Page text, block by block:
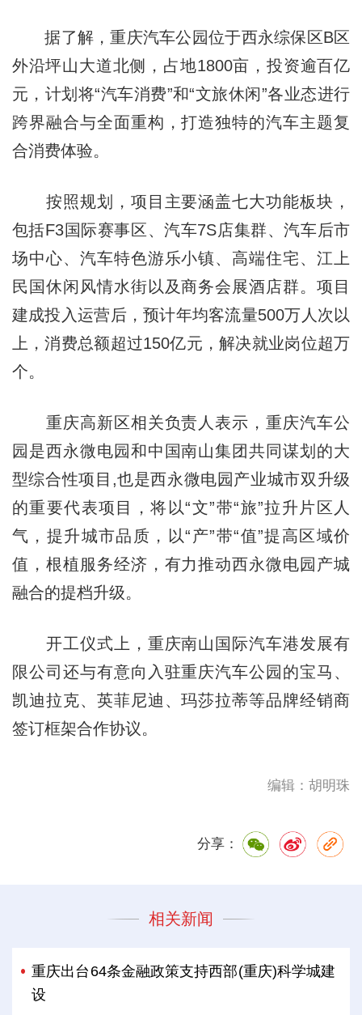
据了解，重庆汽车公园位于西永综保区B区
外沿坪山大道北侧，占地1800亩，投资逾百亿
元，计划将“汽车消费”和“文旅休闲”各业态进行
跨界融合与全面重构，打造独特的汽车主题复
合消费体验。
按照规划，项目主要涵盖七大功能板块，
包括F3国际赛事区、汽车7S店集群、汽车后市
场中心、汽车特色游乐小镇、高端住宅、江上
民国休闲风情水街以及商务会展酒店群。项目
建成投入运营后，预计年均客流量500万人次以
上，消费总额超过150亿元，解决就业岗位超万
个。
重庆高新区相关负责人表示，重庆汽车公
园是西永微电园和中国南山集团共同谋划的大
型综合性项目,也是西永微电园产业城市双升级
的重要代表项目，将以“文”带“旅”拉升片区人
气，提升城市品质，以“产”带“值”提高区域价
值，根植服务经济，有力推动西永微电园产城
融合的提档升级。
开工仪式上，重庆南山国际汽车港发展有
限公司还与有意向入驻重庆汽车公园的宝马、
凯迪拉克、英菲尼迪、玛莎拉蒂等品牌经销商
签订框架合作协议。
编辑：胡明珠
分享：
相关新闻
重庆出台64条金融政策支持西部(重庆)科学城建
设